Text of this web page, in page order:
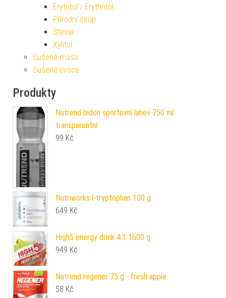
Erytritol / Erythritol
Přírodní sirup
Stévia
Xylitol
Sušené maso
Sušené ovoce
Produkty
Nutrend bidon sportovní lahev 750 ml
transparentní
99 Kč
Nutriworks l-tryptophan 100 g
649 Kč
High5 energy drink 4:1 1600 g
949 Kč
Nutrend regener 75 g - fresh apple
58 Kč